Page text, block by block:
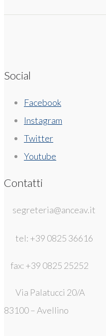
Social
Facebook
Instagram
Twitter
Youtube
Contatti
segreteria@anceav.it
tel: +39 0825 36616
fax: +39 0825 25252
Via Palatucci 20/A
83100 – Avellino